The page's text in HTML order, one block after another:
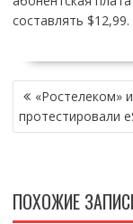
составлять $12,99.
НАВИГАЦИЯ
ПО
ЗАПИСЯМ
«Ростелеком»
протестировали
ПОХОЖИЕ